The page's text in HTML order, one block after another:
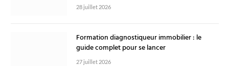
28 juillet 2026
Formation diagnostiqueur immobilier : le
guide complet pour se lancer
27 juillet 2026